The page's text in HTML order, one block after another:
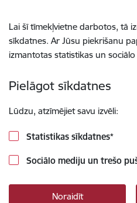
Lai šī tīmekļvietne darbotos, tā
sīkdatnes. Ar Jūsu piekrišanu
izmantotas statistikas un
Pielāgot sīkdatnes
Lūdzu, atzīmējiet savu izvēli:
Statistikas sīkdatnes*
Sociālo mediju un trešo
Noraidīt